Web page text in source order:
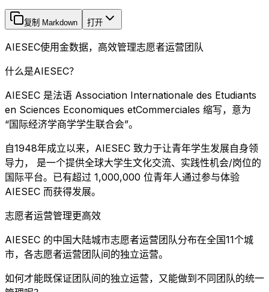
复制 Markdown 打开
AIESEC使用金数据，高效管理志愿者运营团队
什么是AIESEC？
AIESEC 是法语 Association Internationale des Etudiants
en Sciences Economiques etCommerciales 缩写，意为
“国际经济学商学学生联合会”。
自1948年成立以来，AIESEC 致力于让青年学生发展自身领
导力， 是一个提供全球大学生文化交流、实践性机会/岗位的
国际平台。已有超过 1,000,000 位青年人通过参与体验
AIESEC 而获得发展。
志愿者运营管理更高效
AIESEC 的中国大陆城市志愿者运营团队分布在全国11个城
市，各志愿者运营团队间的独立运营。
如何才能既保证团队间的独立运营，又能做到不同团队的统一